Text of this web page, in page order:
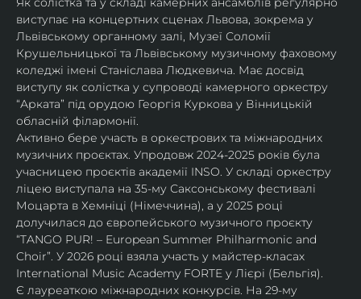
виступає на концертних сценах Львова, зокрема у
Львівському органному залі, Музеї Соломії
Крушельницької та Львівському музичному фаховому
коледжі імені Станіслава Людкевича. Має досвід
виступу як солістка у супроводі камерного оркестру
“Арката” під орудою Георгія Куркова у Вінницькій
обласній філармонії.
Активно бере участь в оркестрових та міжнародних
музичних проєктах. Упродовж 2024-2025 років була
учасницею проєктів академії INSO. У складі оркестру
ліцею виступала на 35-му Саксонському фестивалі
Моцарта в Хемніці (Німеччина), а у 2025 році
долучилася до європейського музичного проєкту
“TANGO PUR! – European Summer Philharmonic and
Choir”. У 2026 році взяла участь у майстер-класах
International Music Academy FORTE у Лієрі (Бельгія).
Є лауреаткою міжнародних конкурсів. На 29-му